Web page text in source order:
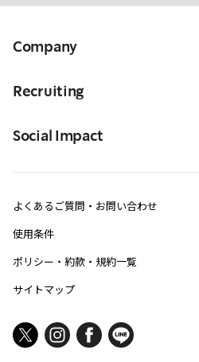
Company
Recruiting
Social Impact
よくあるご質問・お問い合わせ
使用条件
ポリシー・約款・規約一覧
サイトマップ